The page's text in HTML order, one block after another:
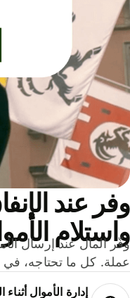
عند
كل ما تحتاجه، في
إدارة الأموال أثناء